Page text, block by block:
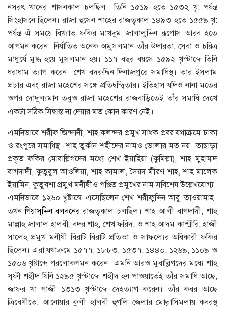
নসরৎ খানের শাসনকাল চলছিল। তিনি ১৫১৯ হতে ১৫৩২ খৃ: পর্যন্ত
সিংহাসনে ছিলেন। রাজা হুসেন শাহের রাজত্বকাল ১৪৯৩ হতে ১৫৫৯ খৃ:
পর্যন্ত ঐ সময়ে বিখ্যাত ফকির মাখদুম জালালুদ্দিন রূপােস আরব হতে
আগমন করেন। নির্যাতিত অনেক অমুসলমান তাঁর উদারতা, সেবা ও চরিত্র
মাধুর্যে মুগ্ধ হয়ে মুসলমান হয়। ১১৭ বছর বয়সে ১৫৯২ খৃস্টাব্দে তিনি
ধরাধাম ত্যাগ করেন। শেখ বদরুদ্দিন দিনাজপুরে সমাধিস্থ। তার ইসলাম
প্রচার এবং রাজা মহেশের সঙ্গে প্রতিদ্বন্দ্বিতার। ইতিহাস যদিও নানা মতের
ওপর দোদুল্যমান তবুও রাজা মহেশের রাজবাড়িতেই তাঁর সমাধি দেখে
একটা সঠিক সিদ্ধান্ত না দেয়ার মত কোন কারণ নেই।
এমনিভাবে শরীফ জিন্দানী, শাহ কলন্দর প্রমুখ সাধক প্রবর যথাক্রমে ঢাকা
ও রংপুরে সমাধিস্থ। শাহ তুর্কান শহীদের নামও ভােলার মত নয়। তাছাড়া
প্রকৃত ফকির মােবাল্লিগদের মধ্যে শেখ ইয়াহিয়া (কুমিল্লা), শাহ মুহাম্মদ
বাগদাদী, কুতুবুল আওলিয়া, শাহ কামাল, সৈয়দ মীরণ শাহ, শাহ মালেক
ইয়ামিন, কুতুবশা প্রমুখ মনীষীও পণ্ডিত প্রমুখের নাম সবিশেষ উল্লেখযােগ্য।
এমনিভাবে ১২৬০ খৃষ্টাব্দে এসেছিলেন শেখ শরীফুদ্দিন আবু তাওয়ামাহ।
তখনগিয়াসুদ্দিন বলবনেররাজত্বকাল চলছিল। শাহ আলী বাগদাদী, শাহ
মান্নাহ জালাল হালবী, বদর শাহ, শেখ ফরিদ, ও শাহ আদম কাশ্মীরি, হাজী
সালেহ প্রমুখ মনীষী বিরাট বিরাট প্রতিভা ও সাফল্যের অধিকারী ফকির
ছিলেন। এরা যথাক্রমে ১৫৭৭, ১৮৮৩, ১৫৩৭, ১৪৪০, ১২৬৯, ১১০৯ ও
১৫০৬ খৃষ্টাব্দে পরলােকগমন করেন। এমনি আরও মুবাল্লিগদের মধ্যে শাহ
সুফী শহীদ যিনি ১২৯৫ খৃস্টাব্দে শহীদ হন পাওয়াতেই তাঁর সমাধি আছে,
জাফর খা গাজী ১৩১৩ খৃস্টাব্দে দেহত্যাগ করেন। তাঁর কবর আছে
ত্রিবেণীতে, আনােয়ার কুলী হালবী হুগলি জেলার মােল্লাসিমলায় কবরস্থ